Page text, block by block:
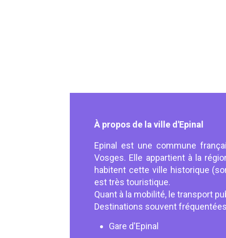
À propos de la ville d'Epinal
Epinal est une commune
Vosges. Elle appartient à la
habitent cette ville historique
est très touristique.
Quant à la mobilité, le transport
Destinations souvent
Gare d'Epinal